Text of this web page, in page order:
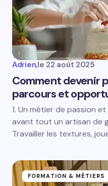
Save my name and
next time I
Adrien,le 22 août 2025
Comment devenir
parcours et
1. Un métier de passion
avant tout un artisan de
Travailler les textures,
FORMATION & MÉTIERS